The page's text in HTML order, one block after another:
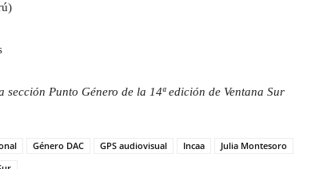
Punto Género de la 14ª edición de Ventana Sur
Género DAC GPS audiovisual Incaa
Julia Montesoro